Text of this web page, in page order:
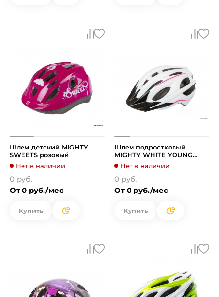
Шлем детский MIGHTY
SWEETS розовый
Нет в наличии
0 руб.
От 0 руб./мес
Купить
Шлем подростковый
MIGHTY WHITE YOUNG
HAWK бело-розовый
Нет в наличии
0 руб.
От 0 руб./мес
Купить